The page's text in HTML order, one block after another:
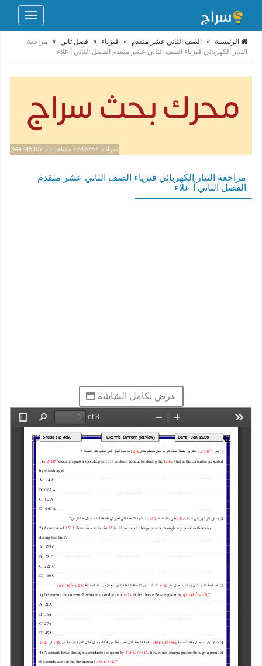
Toggle
الرئيسية » الصف الثاني عشر متقدم » فيزياء » فصل ثاني » مراجعة
التيار الكهربائي فيزياء الصف الثاني عشر متقدم الفصل الثاني أ علاء
نقرات: 616757 / مشاهدات: 344745107
مراجعة التيار الكهربائي فيزياء الصف الثاني عشر متقدم
الفصل الثاني أ علاء
عرض بكامل الشاشة